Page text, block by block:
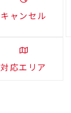
キャンセル
対応エリア